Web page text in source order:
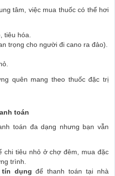
tâm, việc mua thuốc có thể hơi
tiêu hóa.
trọng cho người đi cano ra đảo).
quên mang theo thuốc đặc trị
toán
toán đa dạng nhưng bạn vẫn
chi tiêu nhỏ ở chợ đêm, mua đặc
trình.
tín dụng để thanh toán tại nhà